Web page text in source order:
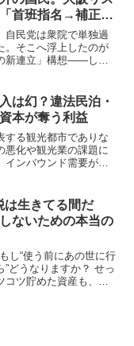
「首班指名→補正→
自民党は衆院で単独過
。そこへ浮上したのが
新連立」構想――しか
係は悪化の一途。関西
地”に...
は幻？違法民泊・
本が奪う利益
する観光都市でありな
悪化や観光業の課題に
ンバウンド需要が回
きな問題となってい
ーリズム...
は生きてる間だ
ないための本当の
し“使う前にあの世に行
”どうなりますか？ せっ
コツ貯めた資産も、自